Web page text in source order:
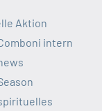
Aktion
intern